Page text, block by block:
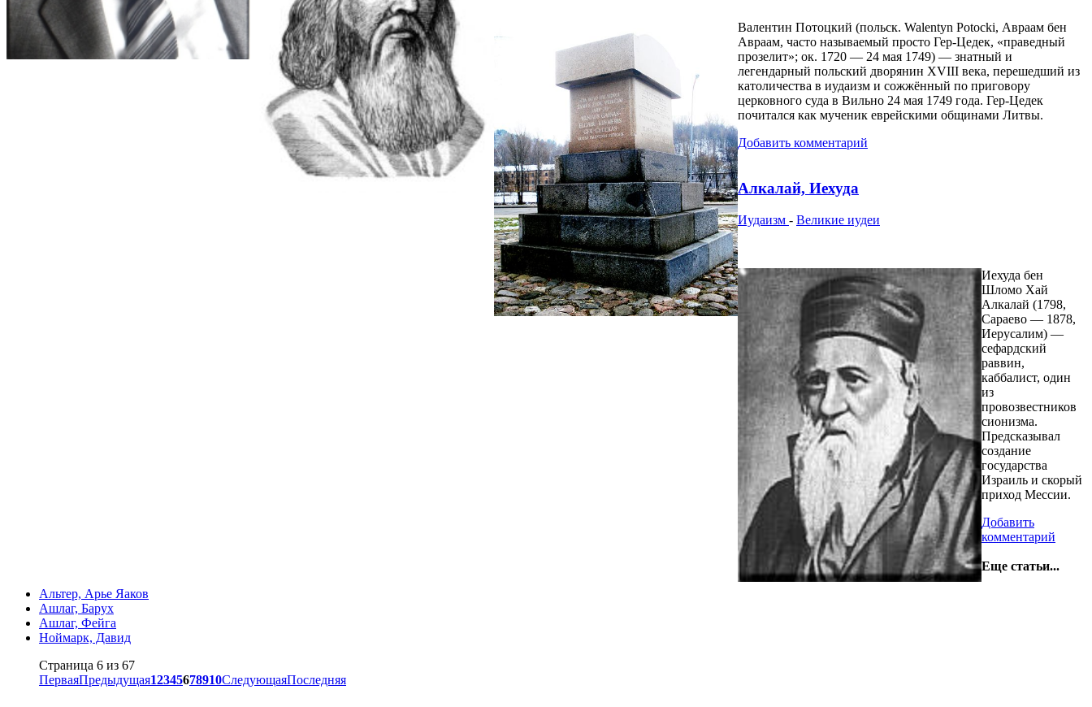
Валентин Потоцкий (польск. Walentyn Potocki, Авраам бен
Авраам, часто называемый просто Гер-Цедек, «праведный
прозелит»; ок. 1720 — 24 мая 1749) — знатный и
легендарный польский дворянин XVIII века, перешедший из
католичества в иудаизм и сожжённый по приговору
церковного суда в Вильно 24 мая 1749 года. Гер-Цедек
почитался как мученик еврейскими общинами Литвы.
Добавить комментарий
Алкалай, Иехуда
Иудаизм - Великие иудеи
Иехуда бен
Шломо Хай
Алкалай (1798,
Сараево — 1878,
Иерусалим) —
сефардский
раввин,
каббалист, один
из
провозвестников
сионизма.
Предсказывал
создание
государства
Израиль и скорый
приход Мессии.
Добавить
комментарий
Еще статьи...
Альтер, Арье Яаков
Ашлаг, Барух
Ашлаг, Фейга
Ноймарк, Давид
Страница 6 из 67
ПерваяПредыдущая12345678910СледующаяПоследняя